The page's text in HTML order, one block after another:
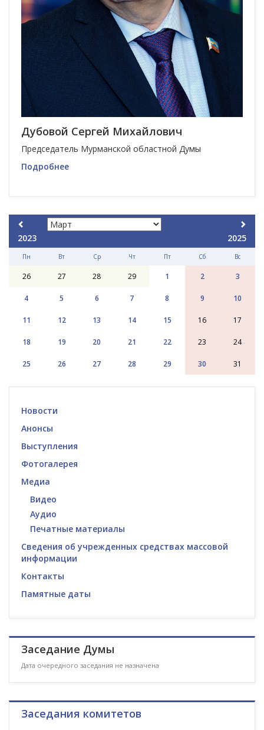
Дубовой Сергей Михайлович
Председатель Мурманской областной Думы
Подробнее
2023 2025
Пн Вт Ср Чт Пт Сб Вс
26 27 28 29 1 2 3
4 5 6 7 8 9 10
11 12 13 14 15 16 17
18 19 20 21 22 23 24
25 26 27 28 29 30 31
Новости
Анонсы
Выступления
Фотогалерея
Медиа
Видео
Аудио
Печатные материалы
Сведения об учрежденных средствах массовой
информации
Контакты
Памятные даты
Заседание Думы
Дата очередного заседания не назначена
Заседания комитетов